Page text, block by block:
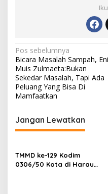
N
a
v
i
a
i
p
Pos sebelumnya
Bicara Masalah Sampah, Eni
Muis Zulmaeta:Bukan
Sekedar Masalah, Tapi Ada
Peluang Yang Bisa Di
Mamfaatkan
Jangan Lewatkan
TMMD ke-129 Kodim
0306/50 Kota di Harau